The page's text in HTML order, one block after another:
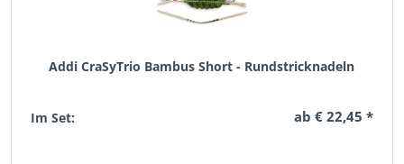
Addi CraSyTrio Bambus Short - Rundstricknadeln
Im Set: ab € 22,45 *